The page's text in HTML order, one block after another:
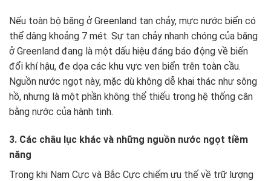
Nếu toàn bộ băng ở Greenland tan chảy, mực nước biển có
thể dâng khoảng 7 mét. Sự tan chảy nhanh chóng của băng
ở Greenland đang là một dấu hiệu đáng báo động về biến
đổi khí hậu, đe dọa các khu vực ven biển trên toàn cầu.
Nguồn nước ngọt này, mặc dù không dễ khai thác như sông
hồ, nhưng là một phần không thể thiếu trong hệ thống cân
bằng nước của hành tinh.
3. Các châu lục khác và những nguồn nước ngọt tiềm
năng
Trong khi Nam Cực và Bắc Cực chiếm ưu thế về trữ lượng